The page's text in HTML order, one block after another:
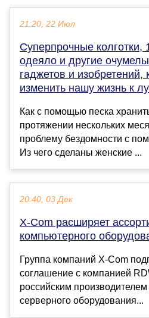
21:20, 22 Июл
Суперпрочные колготки,
одеяло и другие
гаджетов и изобретений,
изменить нашу жизнь к
Как с помощью песка
протяжении нескольких
проблему бездомности с
Из чего сделаны женские ...
20:40, 03 Дек
X-Com расширяет
компьютерного
Группа компаний X-Com
соглашение с компанией
российским
серверного оборудования...